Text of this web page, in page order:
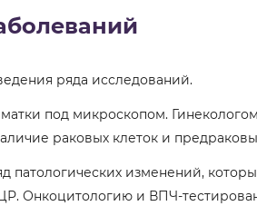
ряда исследований.
под микроскопом.
раковых клеток и
патологических изменений,
Онкоцитологию и ВПЧ-